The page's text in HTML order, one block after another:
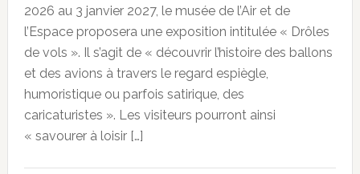
2026 au 3 janvier 2027, le musée de l’Air et de
l’Espace proposera une exposition intitulée « Drôles
de vols ». Il s’agit de « découvrir l’histoire des ballons
et des avions à travers le regard espiègle,
humoristique ou parfois satirique, des
caricaturistes ». Les visiteurs pourront ainsi
« savourer à loisir […]